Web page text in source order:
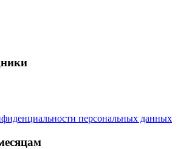
персональных данных